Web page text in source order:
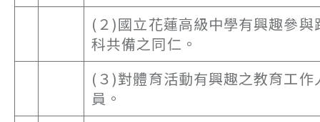
(２)國立花蓮高級中學有興趣參與
科共備之同仁。
(３)對體育活動有興趣之教育工作
員。